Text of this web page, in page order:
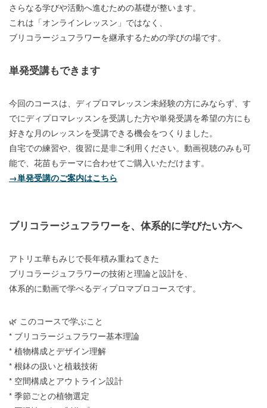
さらなる学びや活動へ進むための基礎が整います。
これは「オンラインレッスン」ではなく、
ブリコラージュフラワーを継承するための学びの場です。
単発受講もできます
今回のコースは、ディプロマレッスン未経験の方にみならず、す
でにディプロマレッスンを受講した方や単発受講を希望の方にも
好きな月のレッスンを受講できる機会をつくりました。
自宅での練習や、復習に是非ご利用ください。動画視聴のみも可
能で、花苗もテーマに合わせてご購入いただけます。
→単発受講のご案内はこちら
ブリコラージュフラワーを、体系的に学びたい方へ
アトリエ華もみじで長年積み重ねてきた
ブリコラージュフラワーの技術と理論と設計を、
体系的に動画で学べるディプロマプロコースです。
🌿 このコースで学ぶこと
* ブリコラージュフラワー基本理論
* 植物構成とデザイン理解
* 根鉢の扱いと植栽技術
* 空間構成とアウトライン設計
* 季節ごとの植物選定